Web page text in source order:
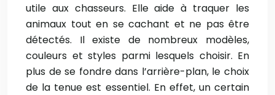
utile aux chasseurs. Elle aide à traquer les
animaux tout en se cachant et ne pas être
détectés. Il existe de nombreux modèles,
couleurs et styles parmi lesquels choisir. En
plus de se fondre dans l’arrière-plan, le choix
de la tenue est essentiel. En effet, un certain